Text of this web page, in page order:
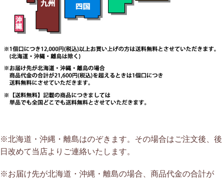
※北海道・沖縄・離島はのぞきます。その場合はご注文後、後
日改めて当店よりご連絡いたします。
※お届け先が北海道・沖縄・離島の場合、商品代金の合計が